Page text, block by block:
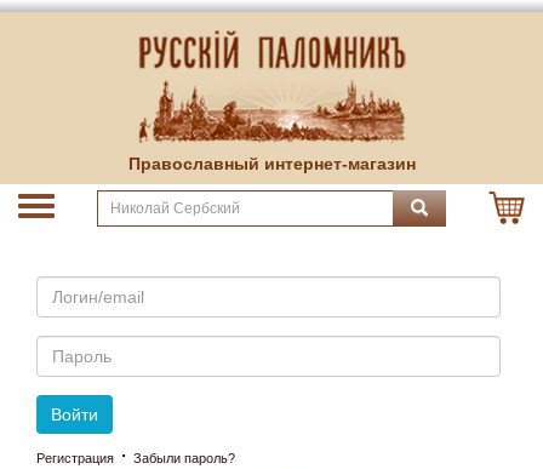
Православный интернет-магазин
Email
Пароль
Войти
Регистрация · Забыли пароль?